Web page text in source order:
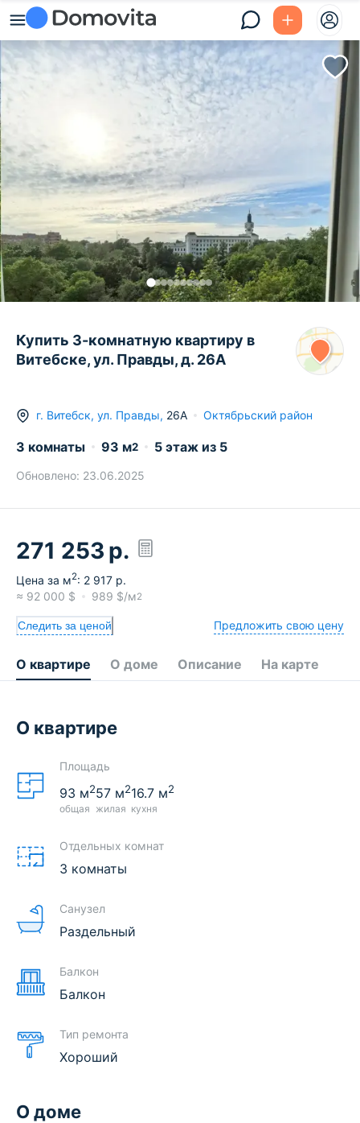
Купить 3-комнатную квартиру в
Витебске, ул. Правды, д. 26А
г. Витебск, ул. Правды, 26А Октябрьский район
3 комнаты 93 м2 5 этаж из 5
Обновлено: 23.06.2025
271 253 р.
Цена за м2: 2 917 р.
≈ 92 000 $ 989 $/м2
Следить за ценой Предложить свою цену
О квартире О доме Описание На карте
О квартире
Площадь
93 м2
общая
57 м2
жилая
16.7 м2
кухня
Отдельных комнат
3 комнаты
Санузел
Раздельный
Балкон
Балкон
Тип ремонта
Хороший
О доме